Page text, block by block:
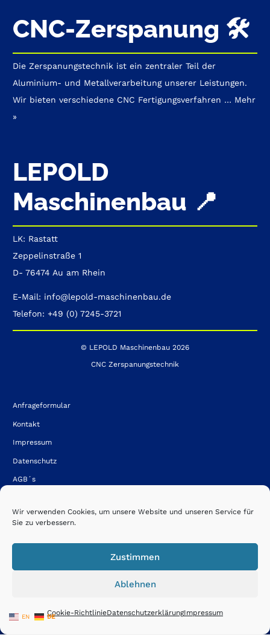
Wir verwenden Cookies, um unsere Website und unseren Service für
Sie zu verbessern.
Zustimmen
Ablehnen
Cookie-RichtlinieDatenschutzerklärungImpressum
CNC-Zerspanung 🛠️
Die Zerspanungstechnik ist ein zentraler Teil der
Aluminium- und Metallverarbeitung unserer Leistungen.
Wir bieten verschiedene CNC Fertigungsverfahren … Mehr
»
LEPOLD
Maschinenbau 📍
LK: Rastatt
Zeppelinstraße 1
D- 76474 Au am Rhein
E-Mail: info@lepold-maschinenbau.de
Telefon: +49 (0) 7245-3721
© LEPOLD Maschinenbau 2026
CNC Zerspanungstechnik
Anfrageformular
Kontakt
Impressum
Datenschutz
AGB´s
CNC-Fräsen – Frästeile – CNC-Fertigung – CNC-Bearbeitung –
EN DE